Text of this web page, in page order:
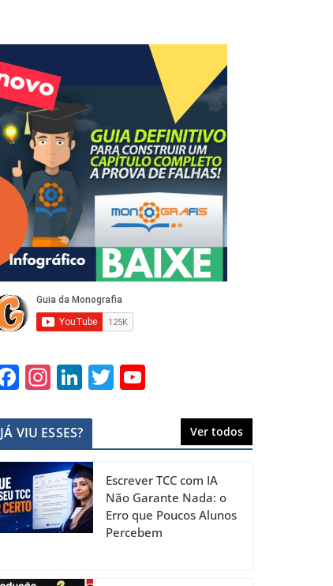
F
c
e
b
o
o
In
a
gr
a
m
Li
k
e
dI
n
T
er T
u
b
e
JÁ VIU ESSES? Ver todos
Escrever TCC com IA
Não Garante Nada: o
Erro que Poucos Alunos
Percebem